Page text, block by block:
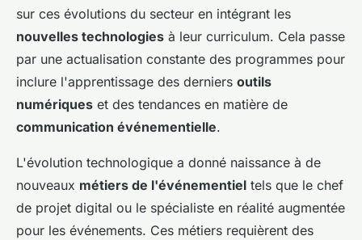
sur ces évolutions du secteur en intégrant les
nouvelles technologies à leur curriculum. Cela passe
par une actualisation constante des programmes pour
inclure l'apprentissage des derniers outils
numériques et des tendances en matière de
communication événementielle.
L'évolution technologique a donné naissance à de
nouveaux métiers de l'événementiel tels que le chef
de projet digital ou le spécialiste en réalité augmentée
pour les événements. Ces métiers requièrent des